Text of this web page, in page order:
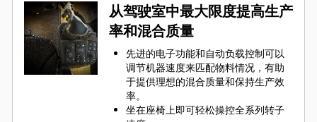
和协调转向
机器总长度为 8.72 m（28.61 ft），
有助于在紧凑空间内增强操控性。
在不平坦的地形上工作时，四个高度
可调支腿可为两侧提供高达 14%（8
度）的正坡度或负坡度，或在复杂的
土壤稳定应用中保持牵引力。
皮带驱动的转子可在右侧实现齐平切
割。
从驾驶室中最大限度提高生产
率和混合质量
先进的电子功能和自动负载控制可以
调节机器速度来匹配物料情况，有助
于提供理想的混合质量和保持生产效
率。
坐在座椅上即可轻松操控全系列转子